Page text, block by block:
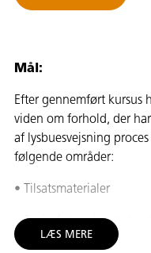
Mål:
Efter gennemført kursus
viden om forhold, der
af lysbuesvejsning
følgende områder:
• Tilsatsmaterialer
• Svejsefejl og
LÆS MERE